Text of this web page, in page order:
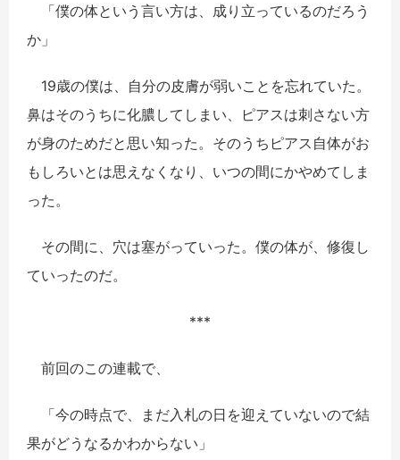
「僕の体という言い方は、成り立っているのだろう
か」
19歳の僕は、自分の皮膚が弱いことを忘れていた。
鼻はそのうちに化膿してしまい、ピアスは刺さない方
が身のためだと思い知った。そのうちピアス自体がお
もしろいとは思えなくなり、いつの間にかやめてしま
った。
その間に、穴は塞がっていった。僕の体が、修復し
ていったのだ。
***
前回のこの連載で、
「今の時点で、まだ入札の日を迎えていないので結
果がどうなるかわからない」